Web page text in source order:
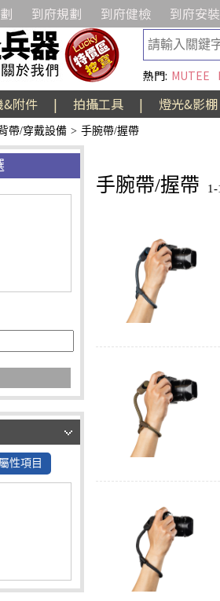
到府規劃 到府健檢 到府安裝
熱門: MUTEE
&附件 | 拍攝工具 | 燈光&影棚
帶/穿戴設備 > 手腕帶/握帶
性項目
手腕帶/握帶